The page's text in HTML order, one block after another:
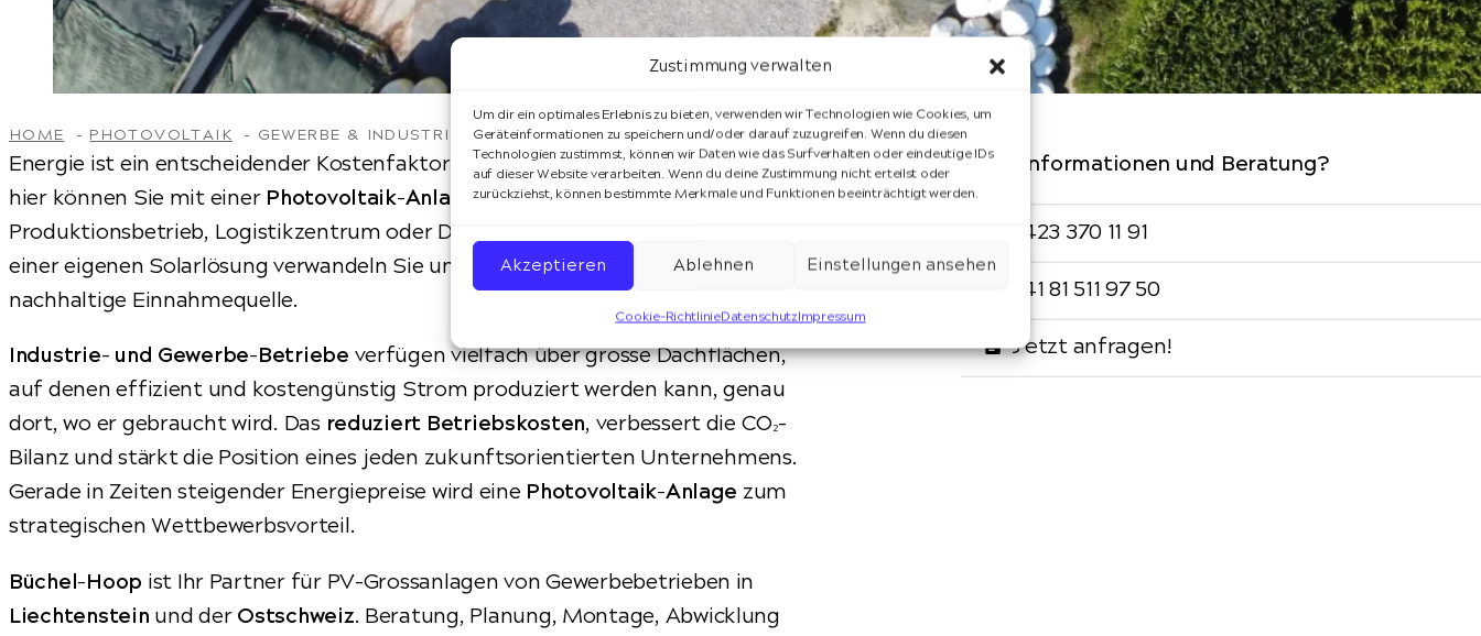
Zustimmung verwalten
Um dir ein optimales Erlebnis zu bieten, verwenden wir Technologien wie Cookies, um
Geräteinformationen zu speichern und/oder darauf zuzugreifen. Wenn du diesen
Technologien zustimmst, können wir Daten wie das Surfverhalten oder eindeutige IDs
auf dieser Website verarbeiten. Wenn du deine Zustimmung nicht erteilst oder
zurückziehst, können bestimmte Merkmale und Funktionen beeinträchtigt werden.
Akzeptieren Ablehnen Einstellungen ansehen
Cookie-RichtlinieDatenschutzImpressum
HOME PHOTOVOLTAIK GEWERBE & INDUSTRIE
Energie ist ein entscheidender Kostenfaktor für Unternehmen – und genau
hier können Sie mit einer Photovoltaik-Anlageansetzen. Ob
Produktionsbetrieb, Logistikzentrum oder Dienstleistungsunternehmen: Mit
einer eigenen Solarlösung verwandeln Sie ungenutzte Flächen in eine
nachhaltige Einnahmequelle.
Industrie- und Gewerbe-Betriebe verfügen vielfach über grosse Dachflächen,
auf denen effizient und kostengünstig Strom produziert werden kann, genau
dort, wo er gebraucht wird. Das reduziert Betriebskosten, verbessert die CO₂-
Bilanz und stärkt die Position eines jeden zukunftsorientierten Unternehmens.
Gerade in Zeiten steigender Energiepreise wird eine Photovoltaik-Anlage zum
strategischen Wettbewerbsvorteil.
Büchel-Hoop ist Ihr Partner für PV-Grossanlagen von Gewerbebetrieben in
Liechtenstein und der Ostschweiz. Beratung, Planung, Montage, Abwicklung
Mehr Informationen und Beratung?
+423 370 11 91
+41 81 511 97 50
Jetzt anfragen!